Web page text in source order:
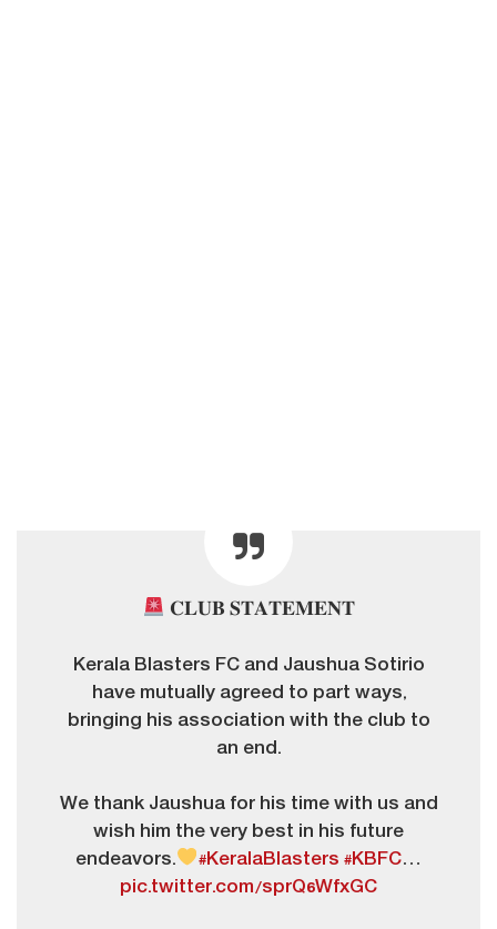
𝐂𝐋𝐔𝐁 𝐒𝐓𝐀𝐓𝐄𝐌𝐄𝐍𝐓
Kerala Blasters FC and Jaushua Sotirio
have mutually agreed to part ways,
bringing his association with the club to
an end.
We thank Jaushua for his time with us and
wish him the very best in his future
endeavors.
#KeralaBlasters #KBFC…
pic.twitter.com/sprQ6WfxGC